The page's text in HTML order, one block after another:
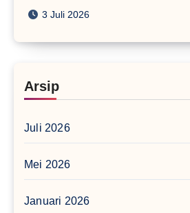
3 Juli 2026
Arsip
Juli 2026
Mei 2026
Januari 2026